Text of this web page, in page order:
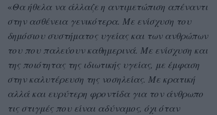
«Θα ήθελα να άλλαζε η αντιμετώπιση απέναντι
στην ασθένεια γενικότερα. Με ενίσχυση του
δημόσιου συστήματος υγείας και των ανθρώπων
του που παλεύουν καθημερινά. Με ενίσχυση και
της ποιότητας της ιδιωτικής υγείας, με έμφαση
στην καλυτέρευση της νοσηλείας. Με κρατική
αλλά και ευρύτερη φροντίδα για τον άνθρωπο
τις στιγμές που είναι αδύναμος, όχι όταν